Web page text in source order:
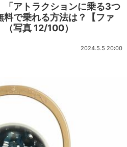
「アトラクションに乗る3つ
で乗れる方法は？【ファ
写真 12/100）
2024.5.5 20:00